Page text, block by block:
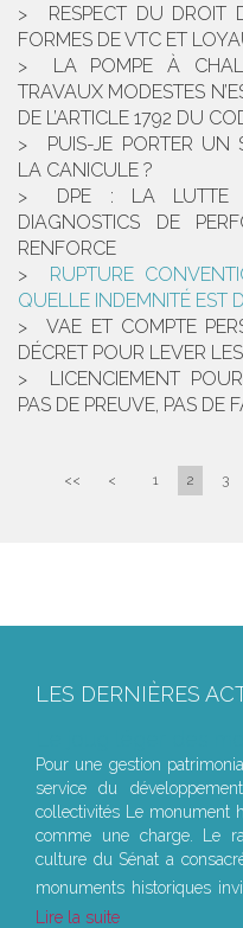
RESPECT DU DROIT
FORMES DE VTC ET
LA POMPE À
TRAVAUX MODESTES
DE L’ARTICLE 1792 DU
PUIS-JE PORTER UN
LA CANICULE ?
DPE : LA LUTTE
DIAGNOSTICS DE
RENFORCE
RUPTURE
QUELLE INDEMNITÉ EST
VAE ET COMPTE
DÉCRET POUR LEVER
LICENCIEMENT
PAS DE PREUVE, PAS DE
<< < 1 2 3
LES DERNIÈRES
Pour une gestion
service du
collectivités Le monument
comme une charge. Le
culture du Sénat a
monuments historiques
Lire la suite